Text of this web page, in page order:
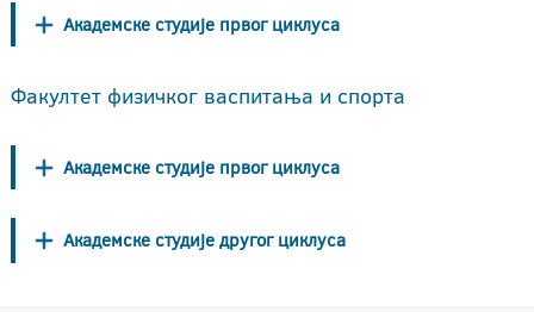
Академске студије првог циклуса
Факултет физичког васпитања и спорта
Академске студије првог циклуса
Академске студије другог циклуса